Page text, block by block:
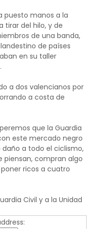
puesto manos a la
tirar del hilo, y de
de una banda,
de países
en su taller
a dos valencianos por
a costa de
que la Guardia
este mercado negro
a todo el ciclismo,
piensan, compran algo
ricos a cuatro
Civil y a la Unidad